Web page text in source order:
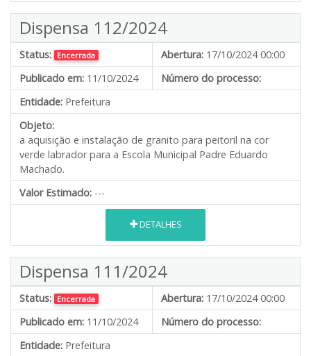
Dispensa 112/2024
Status: Encerrada Abertura: 17/10/2024 00:00
Publicado em: 11/10/2024
Número do processo:
Entidade: Prefeitura
Objeto:
a aquisição e instalação de granito para peitoril na cor
verde labrador para a Escola Municipal Padre Eduardo
Machado.
Valor Estimado: ---
DETALHES
Dispensa 111/2024
Status: Encerrada Abertura: 17/10/2024 00:00
Publicado em: 11/10/2024
Número do processo:
Entidade: Prefeitura